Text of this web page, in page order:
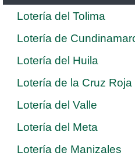
Lotería del Tolima
Lotería de
Lotería del Huila
Lotería de la Cruz Roja
Lotería del Valle
Lotería del Meta
Lotería de Manizales